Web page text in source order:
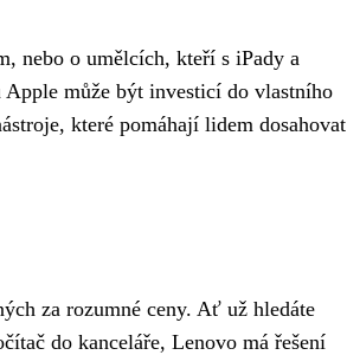
nebo o umělcích, kteří s iPady a
může být investicí do vlastního
které pomáhají lidem dosahovat
za rozumné ceny. Ať už hledáte
do kanceláře, Lenovo má řešení